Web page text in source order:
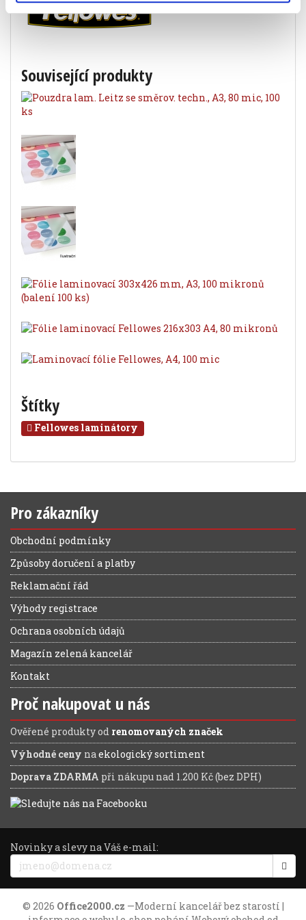
Související produkty
Štítky
Fellowes laminátory
Pro zákazníky
Obchodní podmínky
Způsoby doručení a platby
Reklamační řád
Výhody registrace
Ochrana osobních údajů
Magazín zelená kancelář
Kontakt
Proč nakupovat u nás
Ověřené produkty od renomovaných značek
Výhodné ceny naekologický sortiment
Doprava ZDARMA při nákupu nad 1.200 Kč (bez DPH)
Novinky a slevy na Váš e-mail:
© 2026 Office2000.cz —Moderní kancelář bez starostí |